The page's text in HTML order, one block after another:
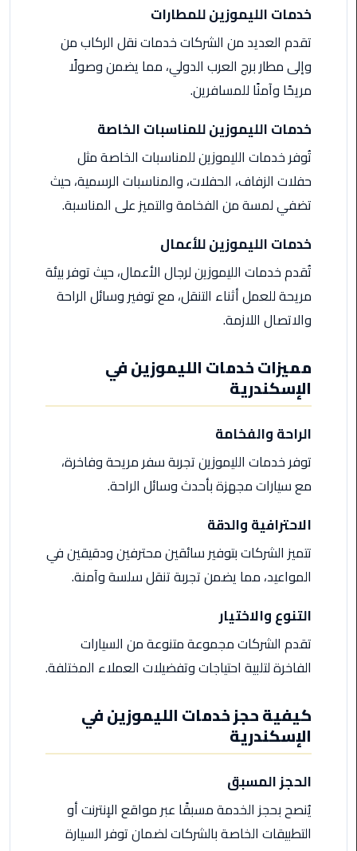
مرسيدس
ليموزين
اسكندرية
ليموزين
الشمالي
ليموزين
العين
ليموزين
الشيخ
ليموزين
مطروح
ليموزين
مطار
سفنكس
خدمة
ليموزين
دهب
والعكس
خدمات الليموزين للمطارات
تقدم العديد من الشركات خدمات نقل الركاب من
وإلى مطار برج العرب الدولي، مما يضمن وصولًا
مريحًا وآمنًا للمسافرين.
خدمات الليموزين للمناسبات الخاصة
تُوفر خدمات الليموزين للمناسبات الخاصة مثل
حفلات الزفاف، الحفلات، والمناسبات الرسمية، حيث
تضفي لمسة من الفخامة والتميز على المناسبة.
خدمات الليموزين للأعمال
تُقدم خدمات الليموزين لرجال الأعمال، حيث توفر بيئة
مريحة للعمل أثناء التنقل، مع توفير وسائل الراحة
والاتصال اللازمة.
مميزات خدمات الليموزين في
الإسكندرية
الراحة والفخامة
توفر خدمات الليموزين تجربة سفر مريحة وفاخرة،
مع سيارات مجهزة بأحدث وسائل الراحة.
الاحترافية والدقة
تتميز الشركات بتوفير سائقين محترفين ودقيقين في
المواعيد، مما يضمن تجربة تنقل سلسة وآمنة.
التنوع والاختيار
تقدم الشركات مجموعة متنوعة من السيارات
الفاخرة لتلبية احتياجات وتفضيلات العملاء المختلفة.
كيفية حجز خدمات الليموزين في
الإسكندرية
الحجز المسبق
يُنصح بحجز الخدمة مسبقًا عبر مواقع الإنترنت أو
التطبيقات الخاصة بالشركات لضمان توفر السيارة